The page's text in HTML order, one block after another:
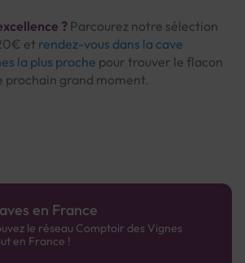
? Parcourez notre sélection
et rendez-vous dans la cave
la plus proche pour trouver le flacon
prochain grand moment.
en France
le réseau Comptoir des Vignes
en France !